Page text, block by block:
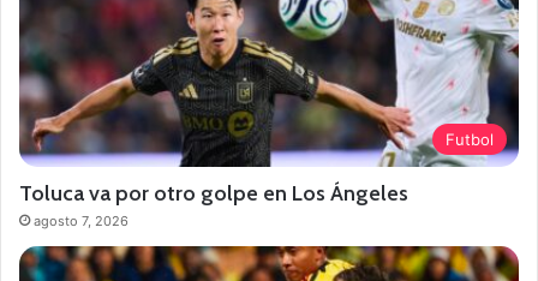
Futbol
Toluca va por otro golpe en Los Ángeles
agosto 7, 2026